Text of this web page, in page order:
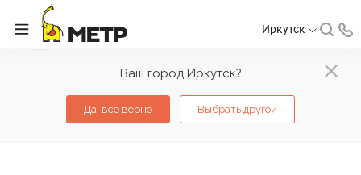
Ваш город Иркутск?
Да, все верно Выбрать другой
Иркутск